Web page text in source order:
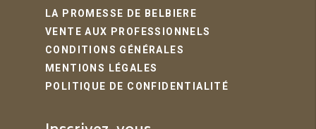
LA PROMESSE DE BELBIERE
VENTE AUX PROFESSIONNELS
CONDITIONS GÉNÉRALES
MENTIONS LÉGALES
POLITIQUE DE CONFIDENTIALITÉ